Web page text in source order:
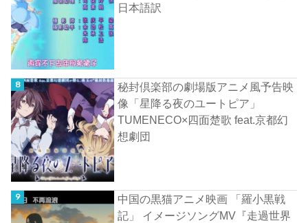
日本語訳
秘封倶楽部の劇場版アニメ風予告映
像「星降る夜のユートピア」
TUMENECO×四面楚歌 feat.京都幻
想劇団
中国の黒猫アニメ映画 「羅小黒戦
記」 イメージソングMV『走過世界